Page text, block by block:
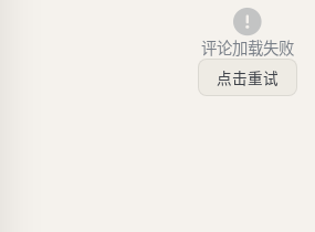
评论加载失败
点击重试